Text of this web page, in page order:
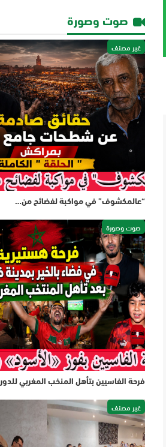
صوت وصورة
غير مصنف
“عالمكشوف” في مواكبة لفضائح من…
صوت وصورة
فرحة الفاسيين بتأهل المنخب المغربي للدور 16 “مشاهد…
غير مصنف